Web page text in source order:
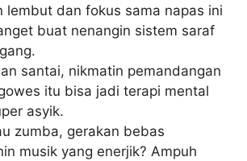
lembut dan fokus sama napas ini
buat nenangin sistem saraf
santai, nikmatin pemandangan
itu bisa jadi terapi mental
asyik.
zumba, gerakan bebas
musik yang enerjik? Ampuh